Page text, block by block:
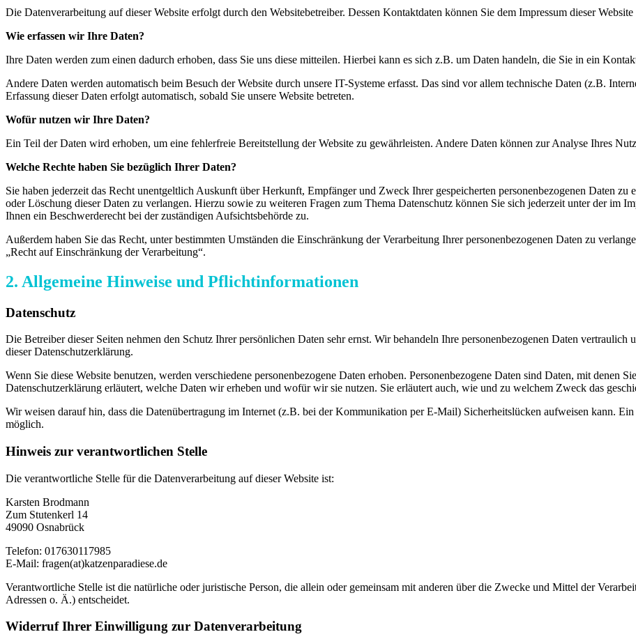
Die Datenverarbeitung auf dieser Website erfolgt durch den Websitebetreiber. Dessen Kontaktdaten können Sie dem Impressum dieser Website
Wie erfassen wir Ihre Daten?
Ihre Daten werden zum einen dadurch erhoben, dass Sie uns diese mitteilen. Hierbei kann es sich z.B. um Daten handeln, die Sie in ein
Andere Daten werden automatisch beim Besuch der Website durch unsere IT-Systeme erfasst. Das sind vor allem technische Daten (z.B.
Erfassung dieser Daten erfolgt automatisch, sobald Sie unsere Website betreten.
Wofür nutzen wir Ihre Daten?
Ein Teil der Daten wird erhoben, um eine fehlerfreie Bereitstellung der Website zu gewährleisten. Andere Daten können zur Analyse Ihres
Welche Rechte haben Sie bezüglich Ihrer Daten?
Sie haben jederzeit das Recht unentgeltlich Auskunft über Herkunft, Empfänger und Zweck Ihrer gespeicherten personenbezogenen Daten
oder Löschung dieser Daten zu verlangen. Hierzu sowie zu weiteren Fragen zum Thema Datenschutz können Sie sich jederzeit unter der im
Ihnen ein Beschwerderecht bei der zuständigen Aufsichtsbehörde zu.
Außerdem haben Sie das Recht, unter bestimmten Umständen die Einschränkung der Verarbeitung Ihrer personenbezogenen Daten zu
„Recht auf Einschränkung der Verarbeitung“.
2. Allgemeine Hinweise und Pflichtinformationen
Datenschutz
Die Betreiber dieser Seiten nehmen den Schutz Ihrer persönlichen Daten sehr ernst. Wir behandeln Ihre personenbezogenen Daten
dieser Datenschutzerklärung.
Wenn Sie diese Website benutzen, werden verschiedene personenbezogene Daten erhoben. Personenbezogene Daten sind Daten, mit denen
Datenschutzerklärung erläutert, welche Daten wir erheben und wofür wir sie nutzen. Sie erläutert auch, wie und zu welchem Zweck das
Wir weisen darauf hin, dass die Datenübertragung im Internet (z.B. bei der Kommunikation per E-Mail) Sicherheitslücken aufweisen kann.
möglich.
Hinweis zur verantwortlichen Stelle
Die verantwortliche Stelle für die Datenverarbeitung auf dieser Website ist:
Karsten Brodmann
Zum Stutenkerl 14
49090 Osnabrück
Telefon: 017630117985
E-Mail: fragen(at)katzenparadiese.de
Verantwortliche Stelle ist die natürliche oder juristische Person, die allein oder gemeinsam mit anderen über die Zwecke und Mittel der
Adressen o. Ä.) entscheidet.
Widerruf Ihrer Einwilligung zur Datenverarbeitung